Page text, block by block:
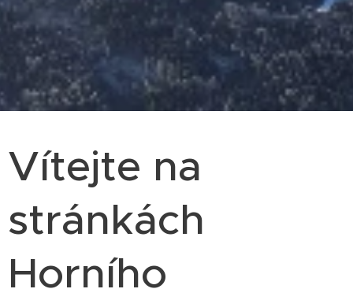
Vítejte na
stránkách
Horního